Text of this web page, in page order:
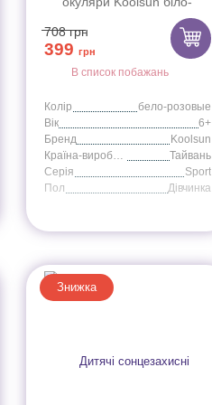
рожеві серії Sport (Розмір:
708грн
399 грн
В список побажань
Колір
бело-розовые
Вік
6+
Бренд
Koolsun
Тайвань
Серія
Sport
Пол
Дівчинка
Знижка